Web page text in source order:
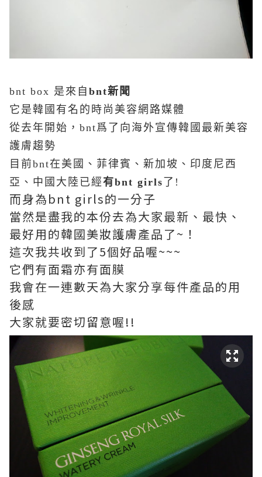
bnt box 是來自 bnt新聞
它是韓國有名的時尚美容網路媒體
從去年開始，bnt爲了向海外宣傳韓國最新美容
護膚趨勢
目前bnt在美國、菲律賓、新加坡、印度尼西
亞、中國大陸已經有bnt girls了!
而身為bnt girls的一分子
當然是盡我的本份去為大家最新、最快、
最好用的韓國美妝護膚產品了~！
這次我共收到了5個好品喔~~~
它們有面霜亦有面膜
我會在一連數天為大家分享每件產品的用
後感
大家就要密切留意喔!!